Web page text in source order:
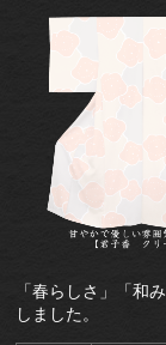
「春らしさ」「和
しました。